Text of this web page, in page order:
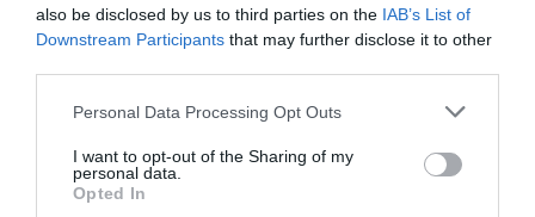
also be disclosed by us to third parties on the IAB’s List of
Downstream Participants that may further disclose it to other
Please note that this website/app uses one or more Google
not limited to your visit or usage behaviour. You may click to
grant or deny consent to Google and its third-party tags to
use your data for below specified purposes in below Google
Personal Data Processing Opt Outs
I want to opt-out of the Sharing of my
personal data.
Opted In
22.04.2022 - 11:28